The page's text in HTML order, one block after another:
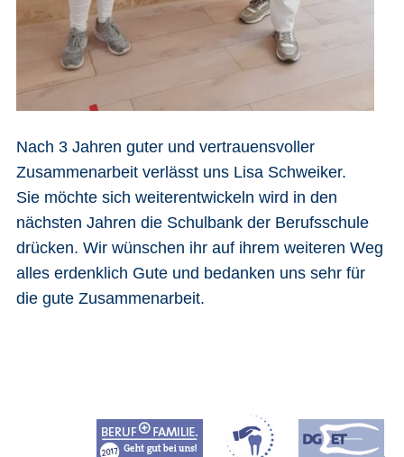
Nach 3 Jahren guter und vertrauensvoller
Zusammenarbeit verlässt uns Lisa Schweiker.
Sie möchte sich weiterentwickeln wird in den
nächsten Jahren die Schulbank der Berufsschule
drücken. Wir wünschen ihr auf ihrem weiteren Weg
alles erdenklich Gute und bedanken uns sehr für
die gute Zusammenarbeit.